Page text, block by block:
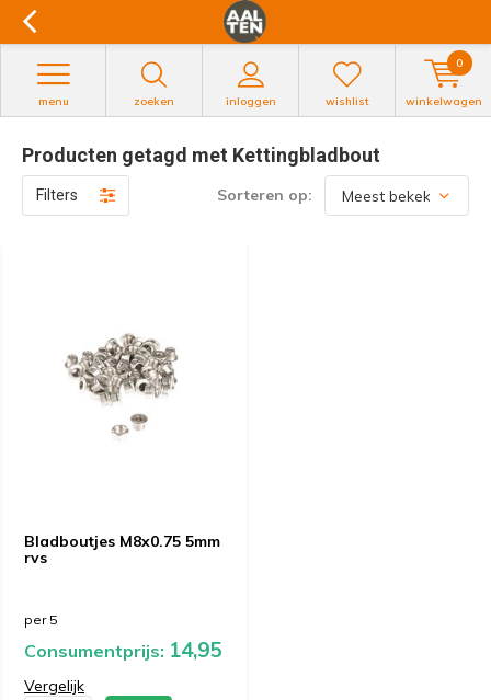
zoeken inloggen
menu wishlist winkelwagen
0
Producten getagd met Kettingbladbout
Filters Sorteren op:
Bladboutjes M8x0.75 5mm
rvs
per 5
Consumentprijs: 14,95
Vergelijk